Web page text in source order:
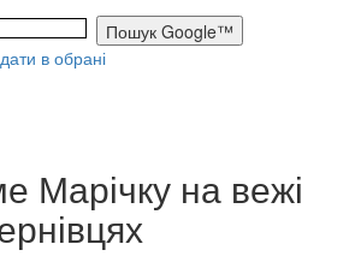
в обрані
Марічку на вежі